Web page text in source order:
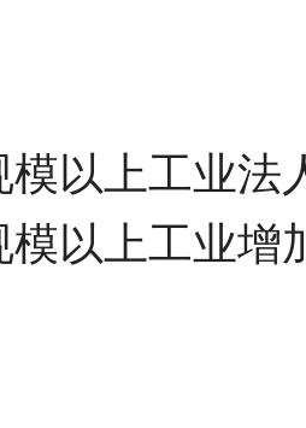
模以上工业法
模以上工业增